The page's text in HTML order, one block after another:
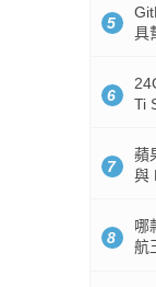
5
具
6
Ti
7
蘋
與
8
哪
航